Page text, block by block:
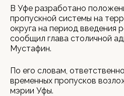
В Уфе разработано
пропускной системы на
округа на период введения
сообщил глава столичной
Мустафин.
По его словам,
временных пропусков
мэрии Уфы.